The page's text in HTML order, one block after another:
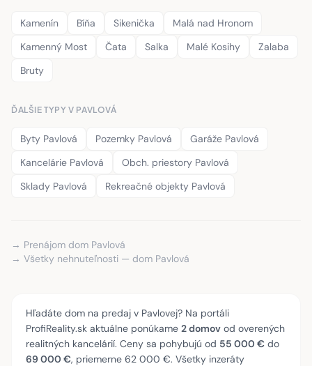
Kamenín Bíňa Sikenička
Malá nad Hronom
Kamenný Most
Čata Salka Malé Kosihy
Zalaba
Bruty
ĎALŠIE TYPY V PAVLOVÁ
Byty Pavlová Pozemky Pavlová
Garáže Pavlová
Kancelárie Pavlová
Obch. priestory Pavlová
Sklady Pavlová
Rekreačné objekty Pavlová
→ Prenájom dom Pavlová
→ Všetky nehnuteľnosti — dom Pavlová
Hľadáte dom na predaj v Pavlovej? Na portáli
ProfiReality.sk aktuálne ponúkame 2 domov od overených
realitných kancelárií. Ceny sa pohybujú od 55 000 € do
69 000 €, priemerne 62 000 €. Všetky inzeráty